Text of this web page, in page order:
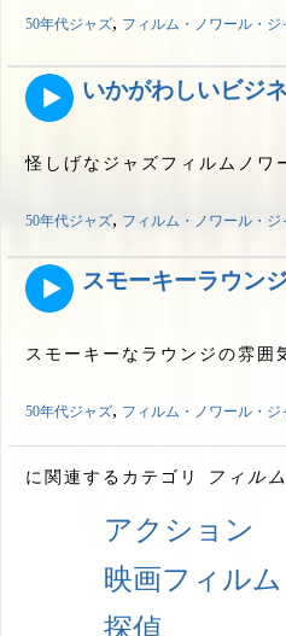
50年代ジャズ, フィルム・ノワール・ジ
いかがわしいビジ
怪しげなジャズフィルムノワ
50年代ジャズ, フィルム・ノワール・ジ
スモーキーラウン
スモーキーなラウンジの雰
50年代ジャズ, フィルム・ノワール・ジ
に関連するカテゴリ フィル
アクション
映画フィルム
探偵